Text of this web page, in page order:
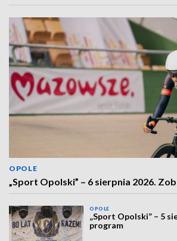
OPOLE
„Sport Opolski” – 6 sierpnia 2026.
OPOLE
„Sport Opolski” – 5
program